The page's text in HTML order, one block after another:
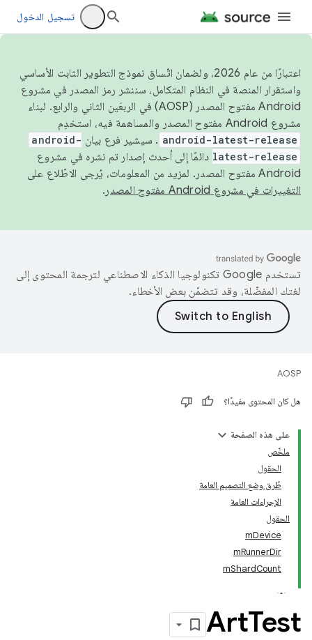
تسجيل الدخول
اعتبارًا من عام 2026، ولضمان اتّساق نموذج التطوير الثابت الأساسي
واستقرار المنصة في النظام المتكامل، سننشر رمز المصدر في مشروع
Android مفتوح المصدر (AOSP) في الربعَين الثاني والرابع. لبناء
مشروع Android مفتوح المصدر والمساهمة فيه، استخدِم
android-latest-release . سيشير فرع بيان android-
latest-release دائمًا إلى أحدث إصدار تم نشره في مشروع
Android مفتوح المصدر. لمزيد من المعلومات، يُرجى الاطّلاع على
التغييرات في مشروع Android مفتوح المصدر
.
تستخدم Google تكنولوجيا الذكاء الاصطناعي لترجمة المحتوى إلى
لغتك المفضّلة، وقد تتضمّن بعض الأخطاء.
AOSP
هل كان المحتوى مفيدًا؟
على هذه الصفحة
ملخّص
الحقول
طُرق وضع التصميم العامة
الإجراءات العامة
الحقول
mDevice
mRunnerDir
mShardCount
ArtTest